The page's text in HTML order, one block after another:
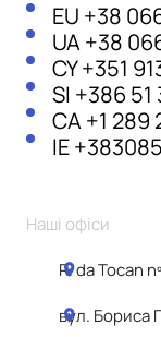
EU +38
UA+38
CY+351
SI +386 51
CA+1 289
IE
Наші офіси
R. da Tocan
вул. Бориса